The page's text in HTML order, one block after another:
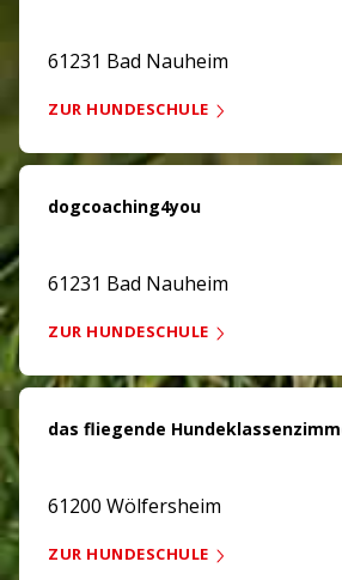
61231 Bad Nauheim
ZUR HUNDESCHULE
dogcoaching4you
61231 Bad Nauheim
ZUR HUNDESCHULE
das fliegende
61200 Wölfersheim
ZUR HUNDESCHULE